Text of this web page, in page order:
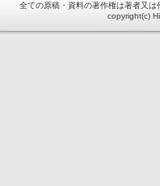
全ての原稿・資料の著作権は著者又
copyright(c)